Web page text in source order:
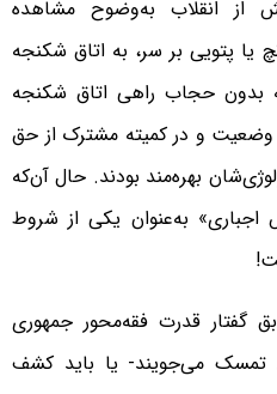
از انقلاب به‌وضوح مشاهده
یا پتویی بر سر، به اتاق شکنجه
بدون حجاب راهی اتاق شکنجه
و در کمیته مشترک از حق
بهره‌مند بودند. حال آن‌که
به‌عنوان یکی از شروط
گفتار قدرت فقه‌محور جمهوری
تمسک می‌جویند- یا باید کشف